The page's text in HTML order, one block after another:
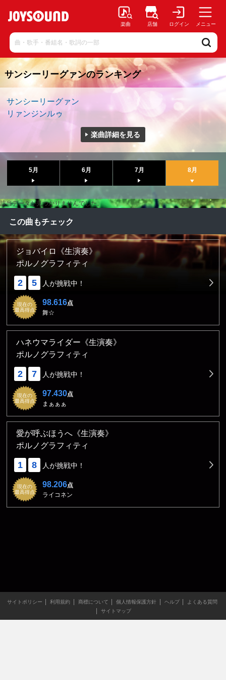
楽曲 店舗 ログイン メニュー
サンシーリーグァンのランキング
サンシーリーグァン
リァンジンルゥ
楽曲詳細を見る
5月 6月 7月 8月
該当データが見つかりませんでした。
この曲もチェック
ジョバイロ《生演奏》
ポルノグラフィティ
2 5 人が挑戦中！
現在の
最高得点
98.616点
舞☆
ハネウマライダー《生演奏》
ポルノグラフィティ
2 7 人が挑戦中！
現在の
最高得点
97.430点
まぁぁぁ
愛が呼ぶほうへ《生演奏》
ポルノグラフィティ
1 8 人が挑戦中！
現在の
最高得点
98.206点
ライコネン
サイトポリシー 利用規約 商標について 個人情報保護方針 ヘルプ
よくある質問
サイトマップ